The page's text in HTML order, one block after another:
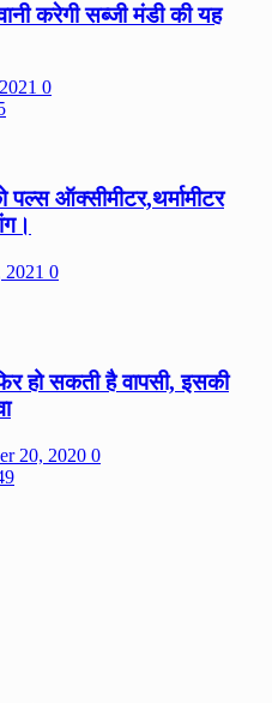
करेगी सब्जी मंडी की यह
0
ऑक्सीमीटर,थर्मामीटर
0
हो सकती है वापसी, इसकी
20, 2020 0